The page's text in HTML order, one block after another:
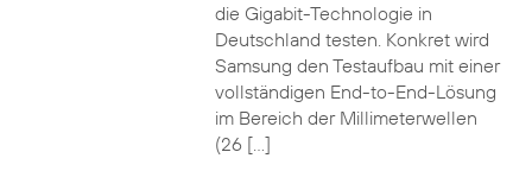
die Gigabit-Technologie in
Deutschland testen. Konkret wird
Samsung den Testaufbau mit einer
vollständigen End-to-End-Lösung
im Bereich der Millimeterwellen
(26 […]